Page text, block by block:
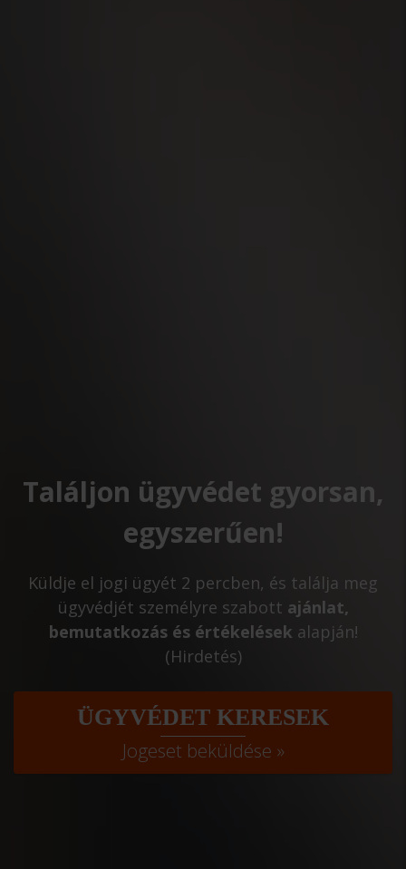
Találjon ügyvédet gyorsan,
egyszerűen!
Küldje el jogi ügyét 2 percben, és találja meg
ügyvédjét személyre szabott ajánlat,
bemutatkozás és értékelések alapján!
(Hirdetés)
ÜGYVÉDET KERESEK
Jogeset beküldése »